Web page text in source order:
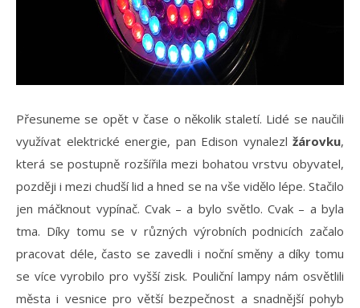
Přesuneme se opět v čase o několik staletí. Lidé se naučili
využívat elektrické energie, pan Edison vynalezl žárovku,
která se postupně rozšířila mezi bohatou vrstvu obyvatel,
později i mezi chudší lid a hned se na vše vidělo lépe. Stačilo
jen máčknout vypínač. Cvak – a bylo světlo. Cvak – a byla
tma. Díky tomu se v různých výrobních podnicích začalo
pracovat déle, často se zavedli i noční směny a díky tomu
se více vyrobilo pro vyšší zisk. Pouliční lampy nám osvětlili
města i vesnice pro větší bezpečnost a snadnější pohyb